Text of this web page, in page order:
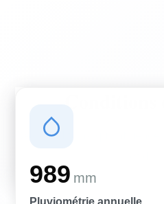
Des conditions qui
989 mm
Pluviométrie annuelle